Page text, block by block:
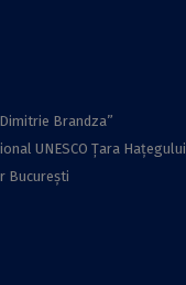
Brandza”
UNESCO Țara Hațegului
București